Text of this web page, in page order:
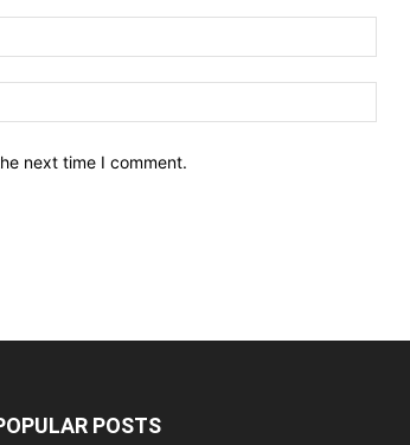
next time I comment.
POSTS